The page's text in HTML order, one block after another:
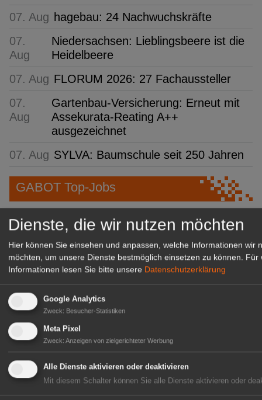
07. Aug hagebau: 24 Nachwuchskräfte
07.
Aug
Niedersachsen: Lieblingsbeere ist die
Heidelbeere
07. Aug FLORUM 2026: 27 Fachaussteller
07.
Aug
Gartenbau-Versicherung: Erneut mit
Assekurata-Reating A++
ausgezeichnet
07. Aug SYLVA: Baumschule seit 250 Jahren
GABOT Top-Jobs
Kientzler Jungpflanzen GmbH
& Co KG
(Geselle/Meister/Techniker)
Dienste, die wir nutzen möchten
Hier können Sie einsehen und anpassen, welche Informationen wir
möchten, um unsere Dienste bestmöglich einsetzen zu können.
Für
Informationen lesen Sie bitte unsere Datenschutzerklärung
Google Analytics
Zweck: Besucher-Statistiken
Meta Pixel
Zweck: Anzeigen von zielgerichteter Werbung
Alle Dienste aktivieren oder deaktivieren
Mit diesem Schalter können Sie alle Dienste aktivieren oder